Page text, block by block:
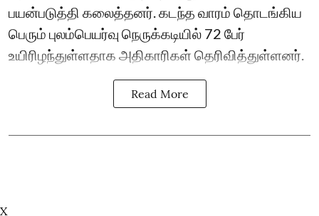
பயன்படுத்தி கலைத்தனர். கடந்த வாரம் தொடங்கிய
பெரும் புலம்பெயர்வு நெருக்கடியில் 72 பேர்
உயிரிழந்துள்ளதாக அதிகாரிகள் தெரிவித்துள்ளனர்.
Read More
X